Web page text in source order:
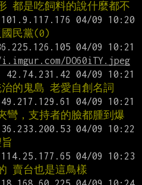
都是吃飼料的說什麼都不
民黨(0)
DO60iTY.jpeg
的鬼島 老愛自創名詞
彎，支持者的臉都腫到爆
賣台也是這鳥樣